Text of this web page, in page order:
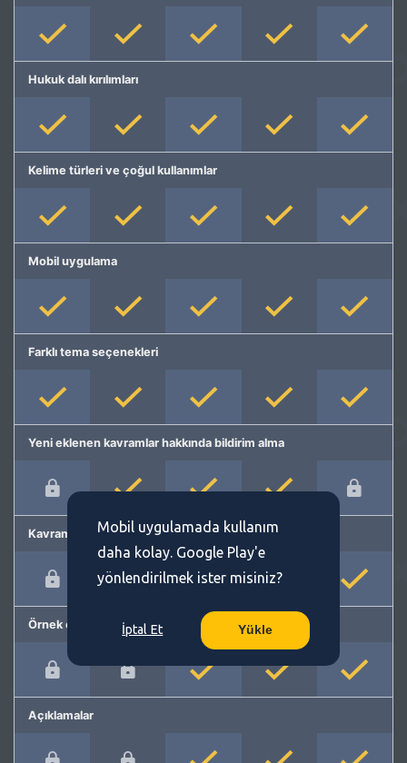
Hukuk dalı kırılımları
Kelime türleri ve çoğul kullanımlar
Mobil uygulama
Farklı tema seçenekleri
Yeni eklenen kavramlar hakkında bildirim alma
Kavram önerme
Örnek cümleler
Açıklamalar
Mobil uygulamada kullanım
daha kolay. Google Play'e
yönlendirilmek ister misiniz?
İptal Et Yükle